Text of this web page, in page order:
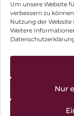
Um unsere Website
verbessern zu
Nutzung der
Weitere
Nur
Impressum
Hinweis zur